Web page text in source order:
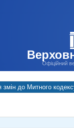
Офіційний
до Митного